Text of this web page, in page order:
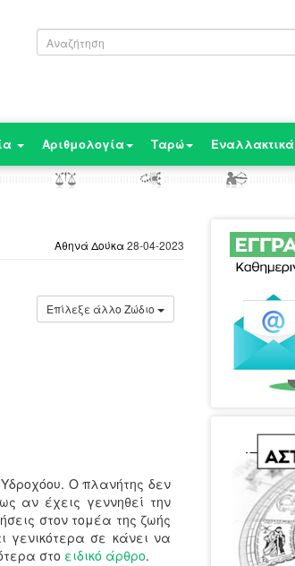
Αριθμολογία Ταρώ Εναλλακτικά
Αθηνά Δούκα28-04-2023
Επίλεξε άλλο Ζώδιο
Ο πλανήτης δεν
αν έχεις γεννηθεί την
στον τομέα της ζωής
γενικότερα σε κάνει να
στο ειδικό άρθρο.